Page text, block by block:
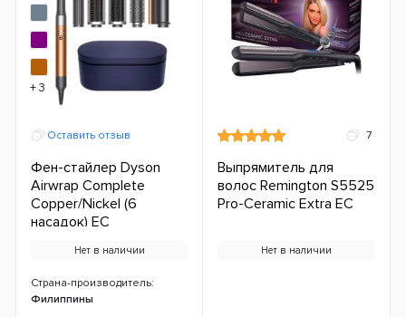
Оставить отзыв
Фен-стайлер Dyson
Airwrap Complete
Copper/Nickel (6
насадок) ЕС
Нет в наличии
Страна-производитель:
Филиппины
+ 3
7
Выпрямитель для
волос Remington S5525
Pro-Ceramic Extra ЕС
Нет в наличии